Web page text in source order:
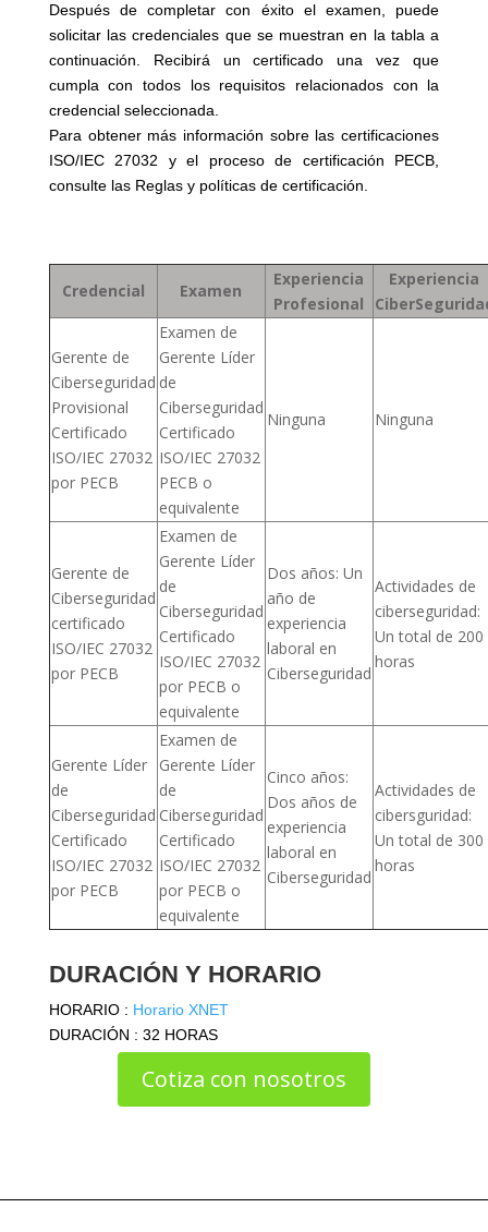
Después de completar con éxito el examen, puede
solicitar las credenciales que se muestran en la tabla a
continuación. Recibirá un certificado una vez que
cumpla con todos los requisitos relacionados con la
credencial seleccionada.
Para obtener más información sobre las certificaciones
ISO/IEC 27032 y el proceso de certificación PECB,
consulte las Reglas y políticas de certificación.
Credencial Examen
Experiencia
Profesional
Experiencia
Gerente de
Ciberseguridad
Provisional
Certificado
ISO/IEC 27032
por PECB
Examen de
Gerente Líder
de
Ciberseguridad
Certificado
ISO/IEC 27032
PECB o
equivalente
Ninguna Ninguna
Gerente de
Ciberseguridad
certificado
ISO/IEC 27032
por PECB
Examen de
Gerente Líder
de
Ciberseguridad
Certificado
ISO/IEC 27032
por PECB o
equivalente
Dos años: Un
año de
experiencia
laboral en
Ciberseguridad
Actividades de
ciberseguridad:
Un total de 200
horas
Gerente Líder
de
Ciberseguridad
Certificado
ISO/IEC 27032
por PECB
Examen de
Gerente Líder
de
Ciberseguridad
Certificado
ISO/IEC 27032
por PECB o
equivalente
Cinco años:
Dos años de
experiencia
laboral en
Ciberseguridad
Actividades de
cibersguridad:
Un total de 300
horas
DURACIÓN Y HORARIO
HORARIO : Horario XNET
DURACIÓN : 32 HORAS
Cotiza con nosotros